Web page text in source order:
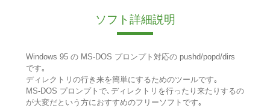
ソフト詳細説明
Windows 95 の MS-DOS プロンプト対応の pushd/popd/dirs
です｡
ディレクトリの行き来を簡単にするためのツールです｡
MS-DOS プロンプトで､ディレクトリを行ったり来たりするの
が大変だという方におすすめのフリーソフトです｡